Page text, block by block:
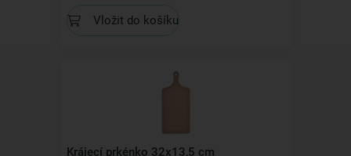
Vložit do košíku
Krájecí prkénko 32x13,5 cm